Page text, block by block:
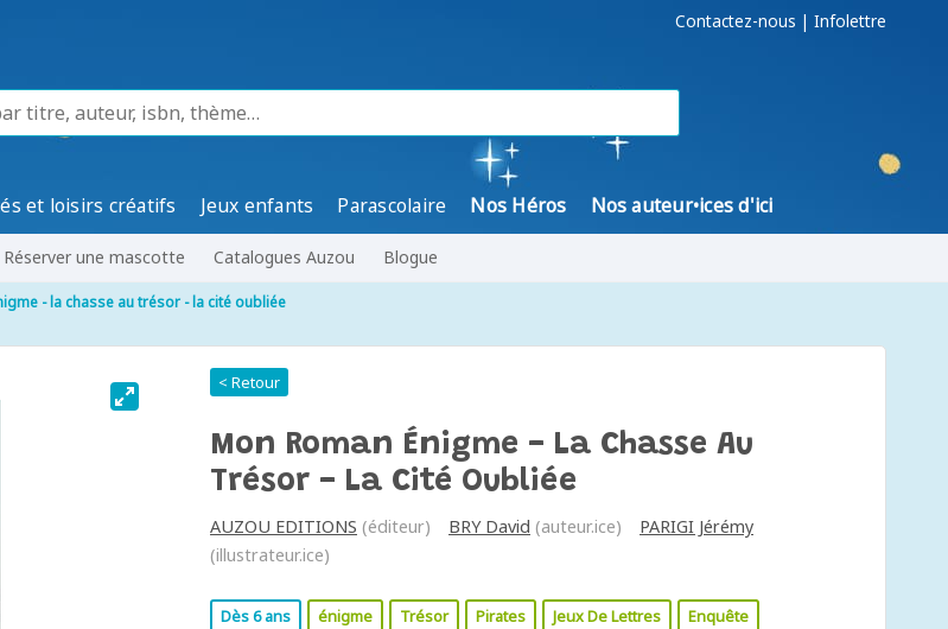
Contactez-nous | Infolettre
et loisirs créatifs Jeux enfants Parascolaire Nos Héros Nos auteur•ices d'ici
Réserver une mascotte Catalogues Auzou Blogue
- la chasse au trésor - la cité oubliée
< Retour
Mon Roman Énigme - La Chasse Au
Trésor - La Cité Oubliée
AUZOU EDITIONS (éditeur) BRY David (auteur.ice)
PARIGI Jérémy
(illustrateur.ice)
Dès 6 ans énigme Trésor Pirates Jeux De Lettres
Enquête